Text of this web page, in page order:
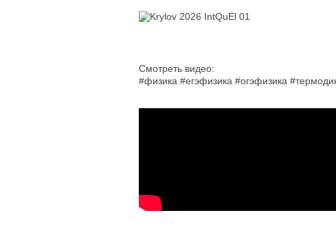
Смотреть видео:
#физика #егэфизика #огэфизика